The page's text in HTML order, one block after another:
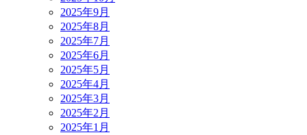
2025年9月
2025年8月
2025年7月
2025年6月
2025年5月
2025年4月
2025年3月
2025年2月
2025年1月